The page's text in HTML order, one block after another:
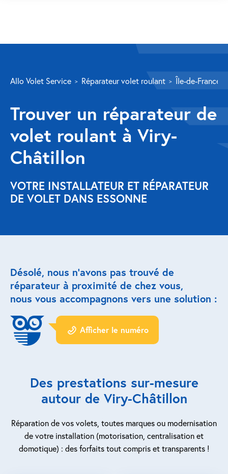
Volet roulant
Réparation
Volet roulant Velux
Au-delà de la fenêtre
Réparation store banne
Réparation portail
Modernisation et domotique
Centralisation volets roulants
Motoriser un volet roulant
ESPACE PRO
Nous recrutons
QUI SOMMES-NOUS ?
Allo Volet Service Réparateur volet roulant Île-de-France
Trouver un réparateur de
volet roulant à Viry-
Châtillon
VOTRE INSTALLATEUR ET RÉPARATEUR
DE VOLET DANS ESSONNE
Désolé, nous n’avons pas trouvé de
réparateur à proximité de chez vous,
nous vous accompagnons vers une solution :
Afficher le numéro
Des prestations sur-mesure
autour de Viry-Châtillon
Réparation de vos volets, toutes marques ou modernisation
de votre installation (motorisation, centralisation et
domotique) : des forfaits tout compris et transparents !